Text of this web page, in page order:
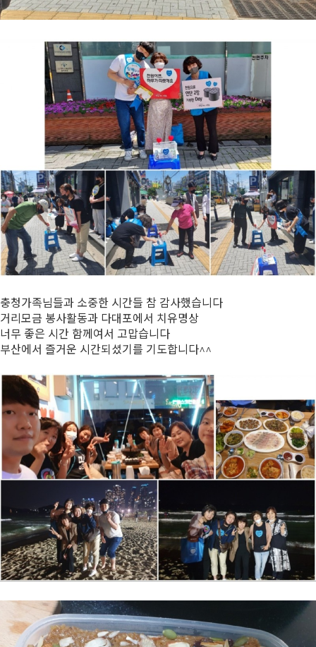
충청가족님들과 소중한 시간들 참 감사했습니다
거리모금 봉사활동과 다대포에서 치유명상
너무 좋은 시간 함께여서 고맙습니다
부산에서 즐거운 시간되셨기를 기도합니다^^